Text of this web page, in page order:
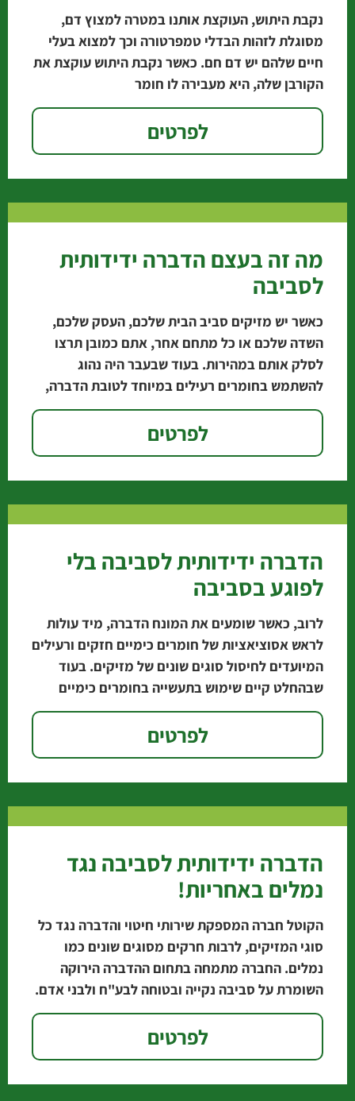
נקבת היתוש, העוקצת אותנו במטרה למצוץ דם,
מסוגלת לזהות הבדלי טמפרטורה וכך למצוא בעלי
חיים שלהם יש דם חם. כאשר נקבת היתוש עוקצת את
הקורבן שלה, היא מעבירה לו חומר
לפרטים
מה זה בעצם הדברה ידידותית
לסביבה
כאשר יש מזיקים סביב הבית שלכם, העסק שלכם,
השדה שלכם או כל מתחם אחר, אתם כמובן תרצו
לסלק אותם במהירות. בעוד שבעבר היה נהוג
להשתמש בחומרים רעילים במיוחד לטובת הדברה,
לפרטים
הדברה ידידותית לסביבה בלי
לפוגע בסביבה
לרוב, כאשר שומעים את המונח הדברה, מיד עולות
לראש אסוציאציות של חומרים כימיים חזקים ורעילים
המיועדים לחיסול סוגים שונים של מזיקים. בעוד
שבהחלט קיים שימוש בתעשייה בחומרים כימיים
מלאכותיים המספקים
לפרטים
הדברה ידידותית לסביבה נגד
נמלים באחריות!
הקוטל חברה המספקת שירותי חיטוי והדברה נגד כל
סוגי המזיקים, לרבות חרקים מסוגים שונים כמו
נמלים. החברה מתמחה בתחום ההדברה הירוקה
השומרת על סביבה נקייה ובטוחה לבע"ח ולבני אדם.
אתם
לפרטים